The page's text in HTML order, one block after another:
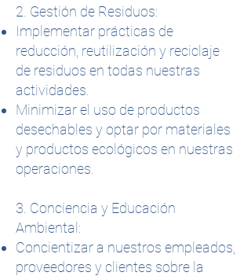
2. Gestión de Residuos:
Implementar prácticas de
reducción, reutilización y reciclaje
de residuos en todas nuestras
actividades.
Minimizar el uso de productos
desechables y optar por materiales
y productos ecológicos en nuestras
operaciones.
3. Conciencia y Educación
Ambiental:
Concientizar a nuestros empleados,
proveedores y clientes sobre la